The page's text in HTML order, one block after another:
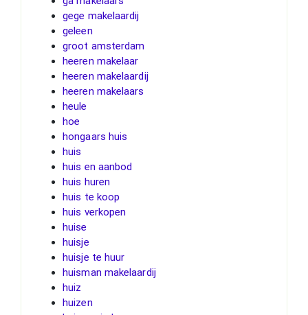
gege makelaardij
geleen
groot amsterdam
heeren makelaar
heeren makelaardij
heeren makelaars
heule
hoe
hongaars huis
huis
huis en aanbod
huis huren
huis te koop
huis verkopen
huise
huisje
huisje te huur
huisman makelaardij
huiz
huizen